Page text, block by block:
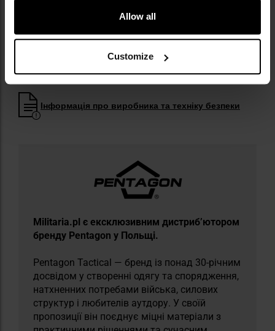
Allow all
Customize
протягом десятиліть був
основним зразком грецької польової уніформи і
сухопутних військах.
Інформація про виробника та техніку безпеки
Militaria.pl є ексклюзивним дистриб’ютором
бренду Pentagon у Польщі.
Pentagon Tactical — бренд із понад 30-річним
досвідом у створенні одягу та спорядження,
натхненних потребами війська, силових
структур і любителів аутдору. У своїй
пропозиції він поєднує міцні матеріали з